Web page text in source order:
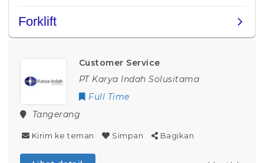
Customer Service
PT Karya Indah Solusitama
Full Time
Tangerang
Kirim ke teman Simpan Bagikan